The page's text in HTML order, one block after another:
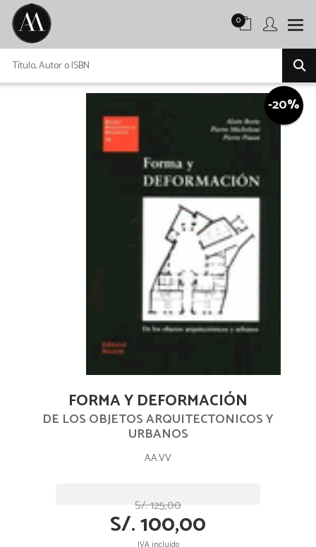
0
-20%
FORMA Y DEFORMACIÓN
DE LOS OBJETOS ARQUITECTONICOS Y
URBANOS
AA.VV
S/. 125,00
S/. 100,00